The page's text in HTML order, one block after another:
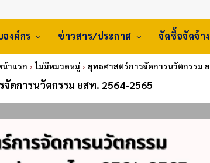
องค์กร ข่าวสาร/ประกาศ จัดซื้อจัดจ้าง
น้าแรก ไม่มีหมวดหมู่ ยุทธศาสตร์การจัดการนวัตกรรม
จัดการนวัตกรรม ยสท. 2564-2565